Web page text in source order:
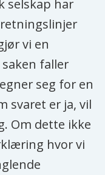
selskap har
vi en
faller
seg for en
svaret er ja, vil
Om dette ikke
hvor vi